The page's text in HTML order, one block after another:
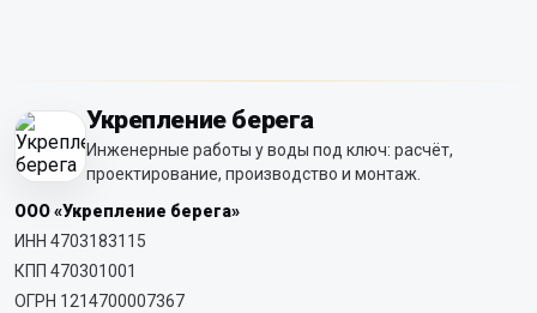
Укрепление берега
Инженерные работы у воды под ключ: расчёт,
проектирование, производство и монтаж.
ООО «Укрепление берега»
ИНН 4703183115
КПП 470301001
ОГРН 1214700007367